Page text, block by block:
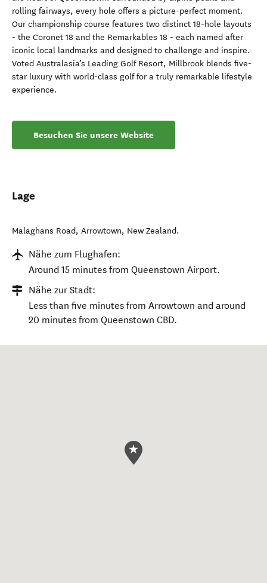
rolling fairways, every hole offers a picture-perfect moment.
Our championship course features two distinct 18-hole layouts
- the Coronet 18 and the Remarkables 18 - each named after
iconic local landmarks and designed to challenge and inspire.
Voted Australasia’s Leading Golf Resort, Millbrook blends five-
star luxury with world-class golf for a truly remarkable lifestyle
experience.
Besuchen Sie unsere Website
Lage
Malaghans Road, Arrowtown, New Zealand.
Nähe zum Flughafen:
Around 15 minutes from Queenstown Airport.
Nähe zur Stadt:
Less than five minutes from Arrowtown and around
20 minutes from Queenstown CBD.